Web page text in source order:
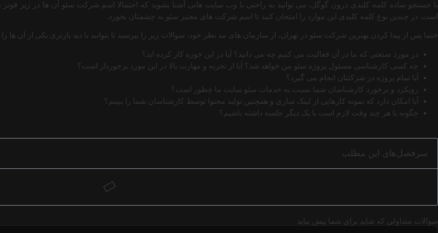
است. در چندین نوع کلمه کلیدی این موارد را امتحان کنید تا اسم شرکت های معتبر سئو به چشمتان بخورد.
حتما پس از پیدا کردن بهترین شرکت سئو در تهران، از سازمان های مد نظر خود، سوالات زیر را بپرسید تا بتوانید با دید بازتری یکی از آن ها را
در مورد صنعتی که ما در آن فعالیت می کنیم چه می دانید؟ آیا در این حوزه کار کرده اید؟
چه کسی کارشناسی مسئول پروژه سئو من خواهد شد؟ آیا از تجربه و مهارت بالا در این مورد برخوردار است؟
آیا تمام پروژه در شرکتتان انجام می گیرد؟
رویکرد و برخورد کارشناسان شما نسبت به خدمات سئو سایت ما چطور است؟
آیا امکان دارد که نمونه کارهایی از لینک سازی و همچنین تولید محتوا توسط کارشناسان شما را ببینم؟
چگونه یا هر چند وقت لازم است با یک دیگر جلسه داشته باشیم؟
سرفصل‌های این مطلب
سوالات متداولی که شاید برای شما پیش بیاید